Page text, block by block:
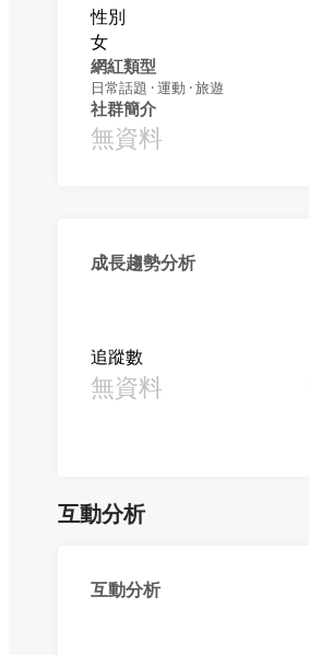
性別
女
網紅類型
日常話題 · 運動 · 旅遊
社群簡介
無資料
成長趨勢分析
追蹤數
無資料
互動分析
互動分析